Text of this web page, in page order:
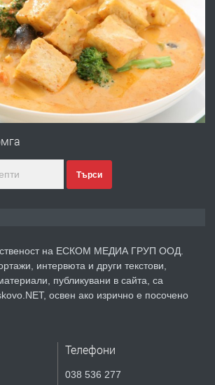
Давам гараж под наем
преди 2 дни
№4120 Магазин/Офис под наем в кв.
градската градина!
преди 3 дни
Продавам парцел в гр. Хасково кв.
Търси
на ЕСКОМ МЕДИА ГРУП ООД.
интервюта и други текстови,
публикувани в сайта, са
освен ако изрично е посочено
Телефони
038 536 277